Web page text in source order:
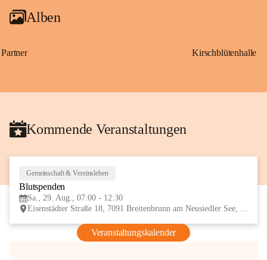
Alben
Partner Kirschblütenhalle
Kommende Veranstaltungen
Gemeinschaft & Vereinsleben
Blutspenden
Sa., 29. Aug., 07:00 - 12:30
Eisenstädter Straße 18, 7091 Breitenbrunn am Neusiedler See, AUT
Veranstaltungskalender